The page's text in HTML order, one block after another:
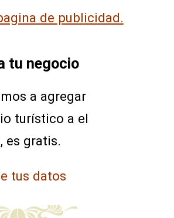
de publicidad.
tu negocio
a agregar
turístico a el
es gratis.
tus datos